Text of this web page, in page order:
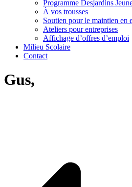
Programme Desjardins
À vos trousses
Soutien pour le maintien en
Ateliers pour entreprises
Affichage d’offres d’emploi
Milieu Scolaire
Contact
Gus,